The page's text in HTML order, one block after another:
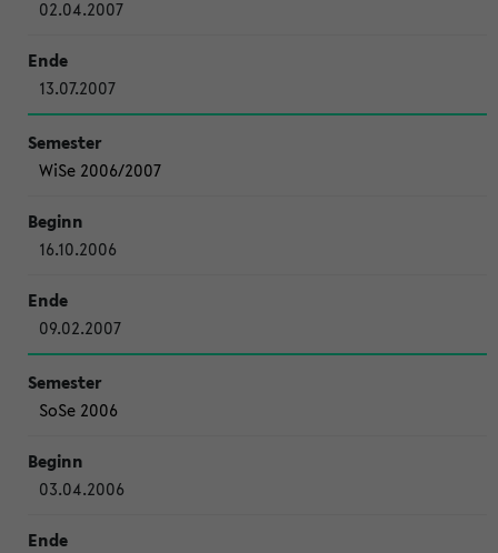
02.04.2007
13.07.2007
WiSe 2006/2007
16.10.2006
09.02.2007
SoSe 2006
03.04.2006